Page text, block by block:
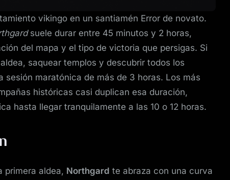
vikingo en un santiamén Error de novato.
suele durar entre 45 minutos y 2 horas,
del mapa y el tipo de victoria que persigas. Si
saquear templos y descubrir todos los
sesión maratónica de más de 3 horas. Los más
históricas casi duplican esa duración,
hasta llegar tranquilamente a las 10 o 12 horas.
primera aldea, Northgard te abraza con una curva